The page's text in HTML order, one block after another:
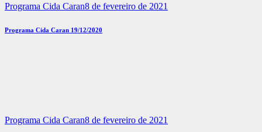
Programa Cida Caran8 de fevereiro de 2021
Programa Cida Caran 19/12/2020
Programa Cida Caran8 de fevereiro de 2021